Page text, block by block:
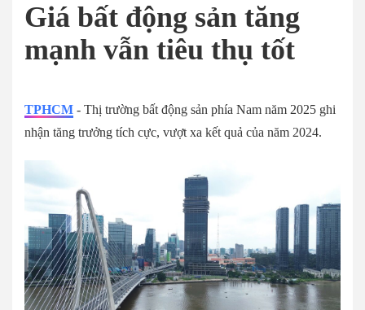
Giá bất động sản tăng
mạnh vẫn tiêu thụ tốt
TPHCM - Thị trường bất động sản phía Nam năm 2025 ghi
nhận tăng trưởng tích cực, vượt xa kết quả của năm 2024.